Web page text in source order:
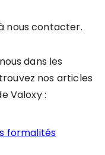
nous contacter.
dans les
nos articles
Valoxy :
formalités